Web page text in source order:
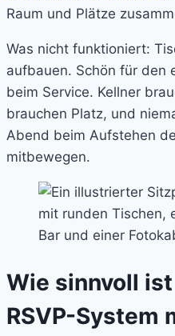
Raum und Plätze
Was nicht funktioniert:
aufbauen. Schön für den
beim Service. Kellner
brauchen Platz, und
Abend beim Aufstehen
mitbewegen.
Wie sinnvoll
RSVP-System